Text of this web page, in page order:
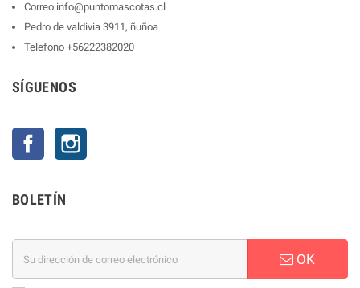
Correo info@puntomascotas.cl
Pedro de valdivia 3911, ñuñoa
Telefono +56222382020
SÍGUENOS
Facebook
BOLETÍN
OK